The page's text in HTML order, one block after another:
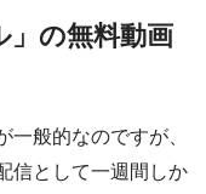
」の無料動画
一般的なのですが、
信として一週間しか